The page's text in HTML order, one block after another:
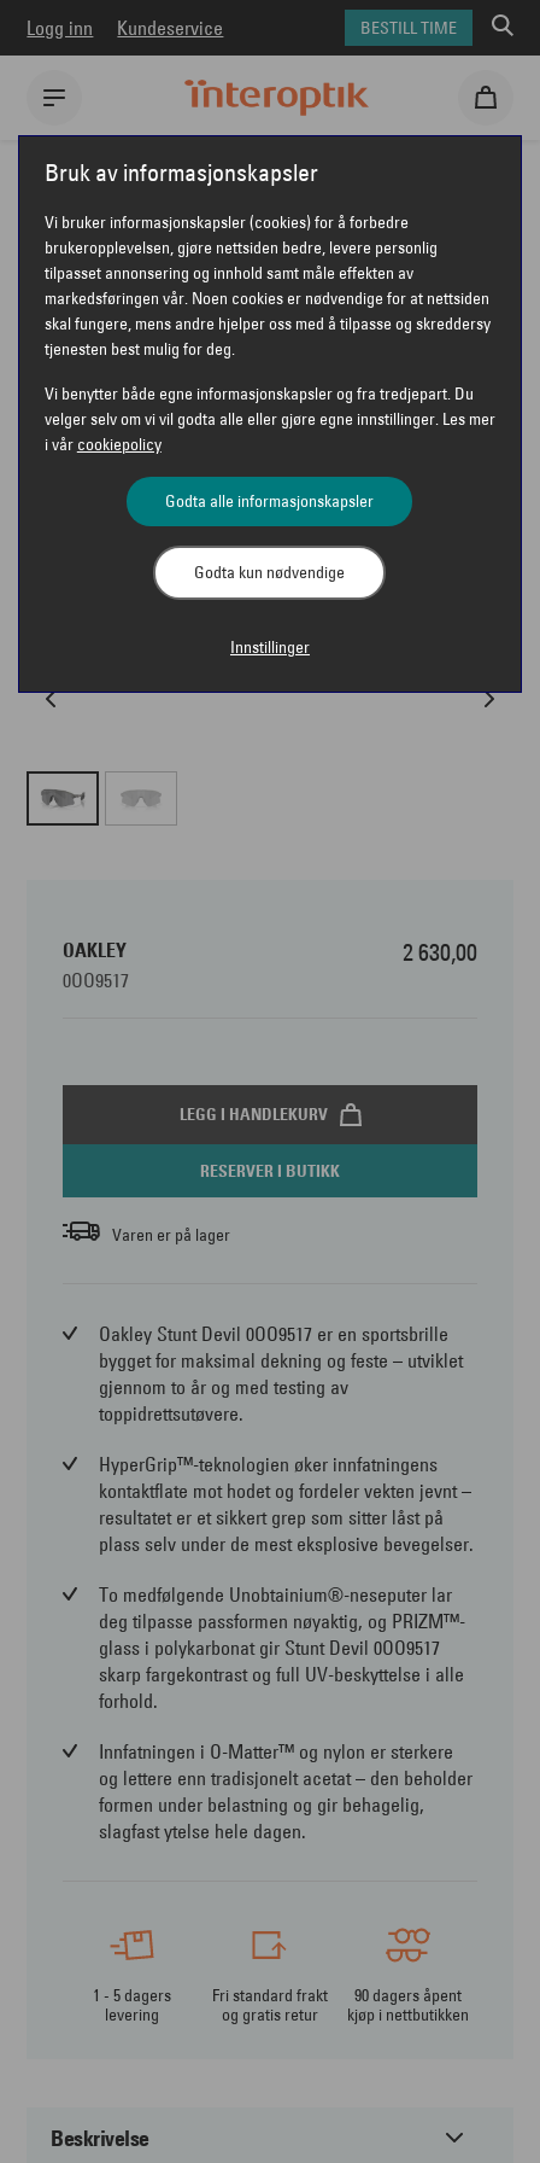
Logg inn Kundeservice BESTILL TIME
Interoptik Solbriller
Oakley solbriller
Oakley 0OO9517 Stunt Devil
OAKLEY 0OO9517 STUNT DEVIL
OAKLEY
0OO9517
2 630,00
LEGG I HANDLEKURV
RESERVER I BUTIKK
Varen er på lager
Oakley Stunt Devil 0OO9517 er en sportsbrille
bygget for maksimal dekning og feste – utviklet
gjennom to år og med testing av
toppidrettsutøvere.
HyperGrip™-teknologien øker innfatningens
kontaktflate mot hodet og fordeler vekten jevnt –
resultatet er et sikkert grep som sitter låst på
plass selv under de mest eksplosive bevegelser.
To medfølgende Unobtainium®-neseputer lar
deg tilpasse passformen nøyaktig, og PRIZM™-
glass i polykarbonat gir Stunt Devil 0OO9517
skarp fargekontrast og full UV-beskyttelse i alle
forhold.
Innfatningen i O-Matter™ og nylon er sterkere
og lettere enn tradisjonelt acetat – den beholder
formen under belastning og gir behagelig,
slagfast ytelse hele dagen.
1 - 5 dagers
levering
Fri standard frakt
og gratis retur
90 dagers åpent
kjøp i nettbutikken
Beskrivelse
Bruk av informasjonskapsler
Vi bruker informasjonskapsler (cookies) for å forbedre
brukeropplevelsen, gjøre nettsiden bedre, levere personlig
tilpasset annonsering og innhold samt måle effekten av
markedsføringen vår. Noen cookies er nødvendige for at nettsiden
skal fungere, mens andre hjelper oss med å tilpasse og skreddersy
tjenesten best mulig for deg.
Vi benytter både egne informasjonskapsler og fra tredjepart. Du
velger selv om vi vil godta alle eller gjøre egne innstillinger. Les mer
i vår cookiepolicy
Godta alle informasjonskapsler
Godta kun nødvendige
Innstillinger